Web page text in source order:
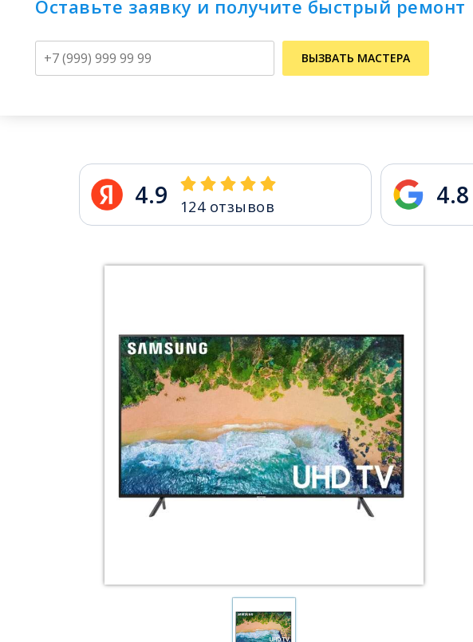
Оставьте заявку и получите быстрый ремонт
ВЫЗВАТЬ МАСТЕРА
4.9 124отзывов 4.8